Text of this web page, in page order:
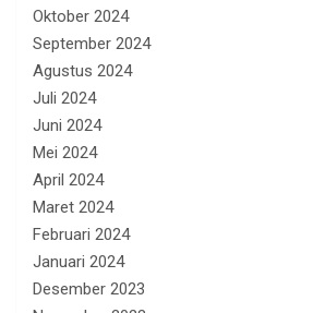
Oktober 2024
September 2024
Agustus 2024
Juli 2024
Juni 2024
Mei 2024
April 2024
Maret 2024
Februari 2024
Januari 2024
Desember 2023